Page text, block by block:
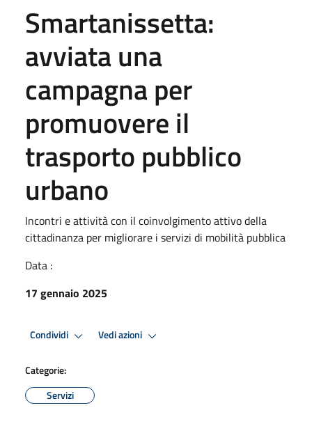
Smartanissetta:
avviata una
campagna per
promuovere il
trasporto pubblico
urbano
Incontri e attività con il coinvolgimento attivo della
cittadinanza per migliorare i servizi di mobilità pubblica
Data :
17 gennaio 2025
Condividi Vedi azioni
Categorie:
Servizi